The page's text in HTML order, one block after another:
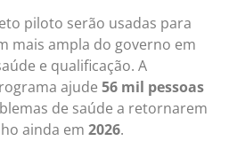
piloto serão usadas para
mais ampla do governo em
e qualificação. A
ajude 56 mil pessoas
de saúde a retornarem
ainda em 2026.